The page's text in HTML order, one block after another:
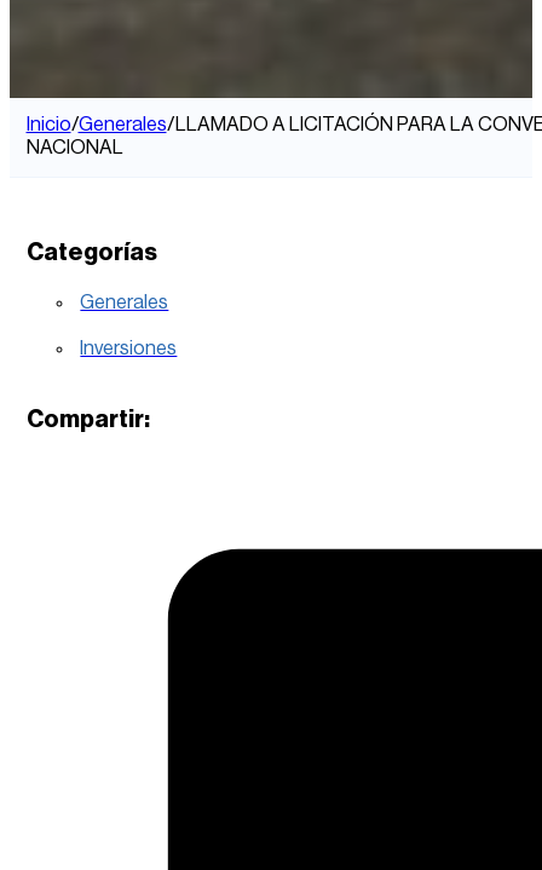
Inicio/Generales/LLAMADO A LICITACIÓN PARA LA
NACIONAL
Categorías
Generales
Inversiones
Compartir: